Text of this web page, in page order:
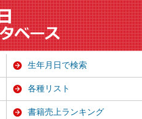
生年月日で検索
各種リスト
書籍売上ランキング